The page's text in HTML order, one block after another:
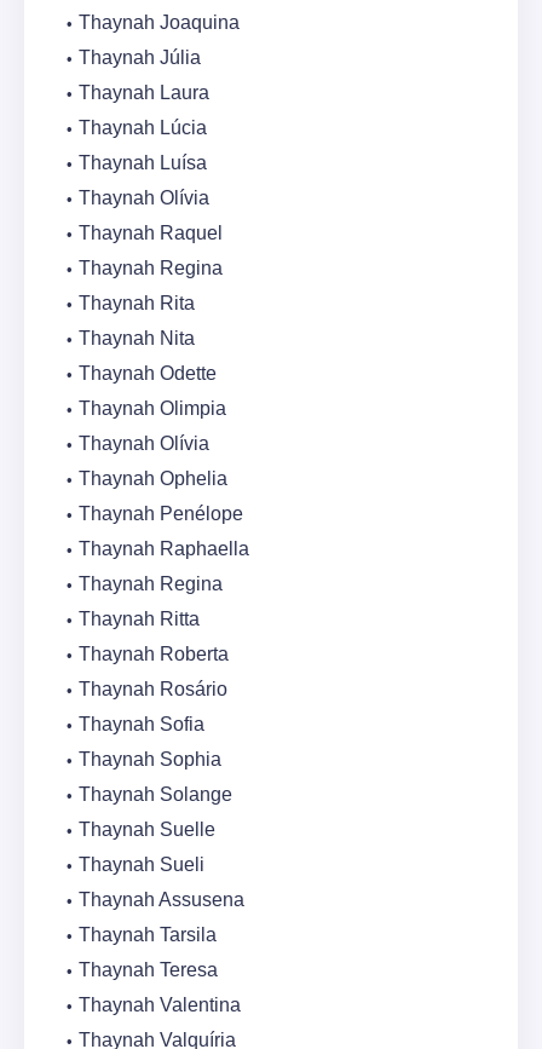
Thaynah Joaquina
Thaynah Júlia
Thaynah Laura
Thaynah Lúcia
Thaynah Luísa
Thaynah Olívia
Thaynah Raquel
Thaynah Regina
Thaynah Rita
Thaynah Nita
Thaynah Odette
Thaynah Olimpia
Thaynah Olívia
Thaynah Ophelia
Thaynah Penélope
Thaynah Raphaella
Thaynah Regina
Thaynah Ritta
Thaynah Roberta
Thaynah Rosário
Thaynah Sofia
Thaynah Sophia
Thaynah Solange
Thaynah Suelle
Thaynah Sueli
Thaynah Assusena
Thaynah Tarsila
Thaynah Teresa
Thaynah Valentina
Thaynah Valquíria